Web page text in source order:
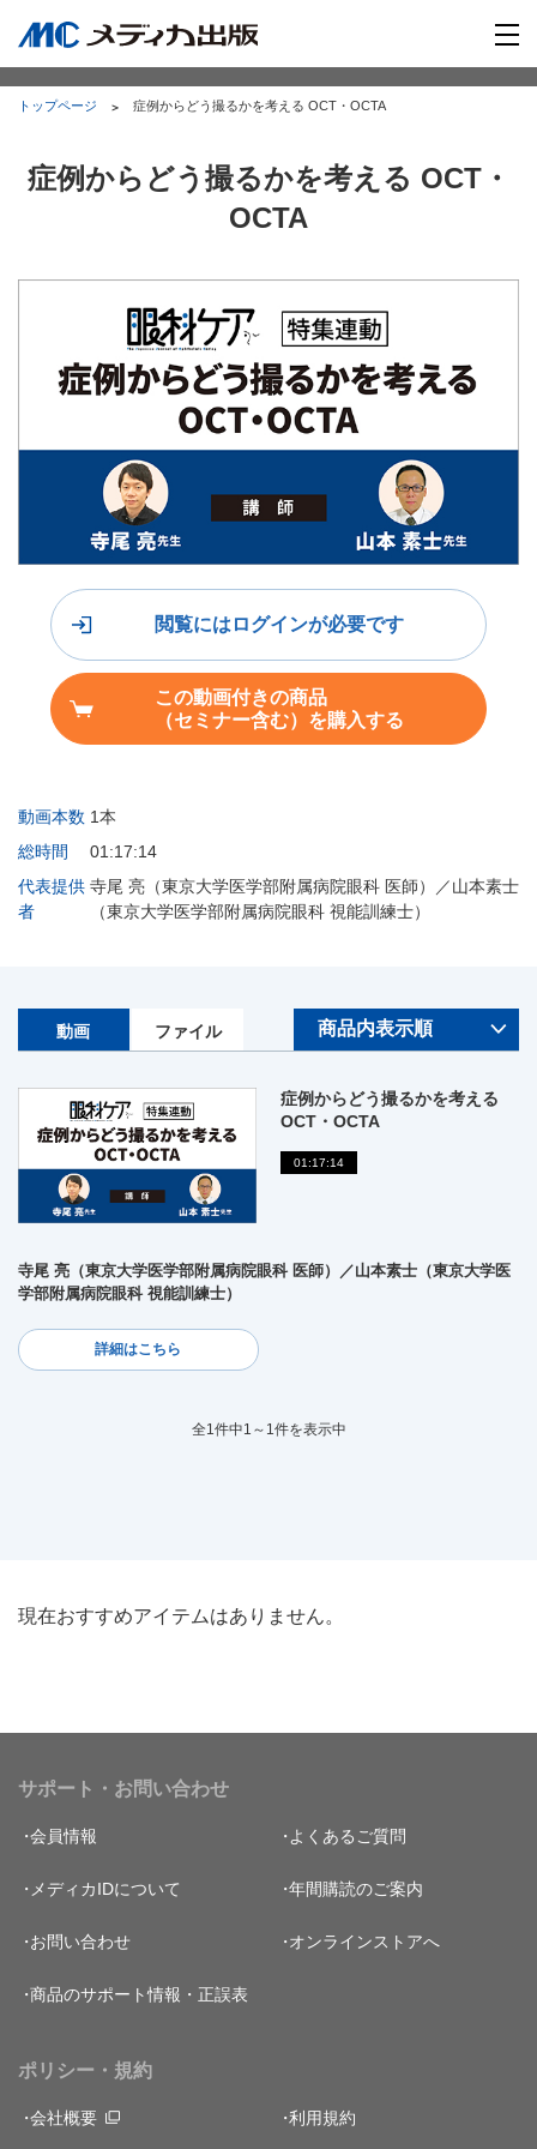
トップページ 症例からどう撮るかを考える OCT・OCTA
症例からどう撮るかを考える OCT・
OCTA
動画本数 1本
総時間
01:17:14
代表提供
者
寺尾 亮（東京大学医学部附属病院眼科 医師）／山本素士
（東京大学医学部附属病院眼科 視能訓練士）
閲覧にはログインが必要です
この動画付きの商品
（セミナー含む）を購入する
動画 ファイル
症例からどう撮るかを考える
OCT・OCTA
01:17:14
寺尾 亮（東京大学医学部附属病院眼科 医師）／山本素士（東京大学医
学部附属病院眼科 視能訓練士）
詳細はこちら
全1件中1～1件を表示中
現在おすすめアイテムはありません。
サポート・お問い合わせ
会員情報 よくあるご質問
メディカIDについて 年間購読のご案内
お問い合わせ オンラインストアへ
商品のサポート情報・正誤表
ポリシー・規約
会社概要 利用規約